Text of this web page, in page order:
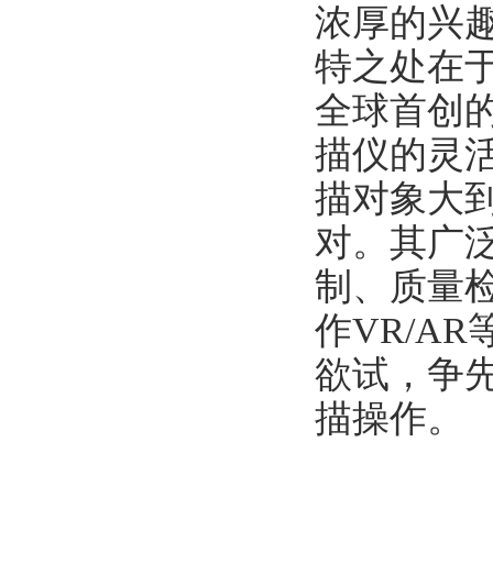
浓厚的兴
特之处在
全球首创
描仪的灵
描对象大
对。其广
制、质量
作VR/AR
欲试，争
描操作。